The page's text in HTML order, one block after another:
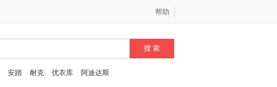
帮助
安踏 耐克 优衣库 阿迪达斯